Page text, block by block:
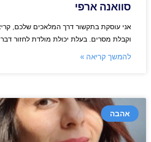
סוואנה ארפי
אני עוסקת בתקשור דרך המלאכים שלכם,
וקבלת מסרים. בעלת יכולת מולדת לחזור
להמשך קריאה »
אהבה